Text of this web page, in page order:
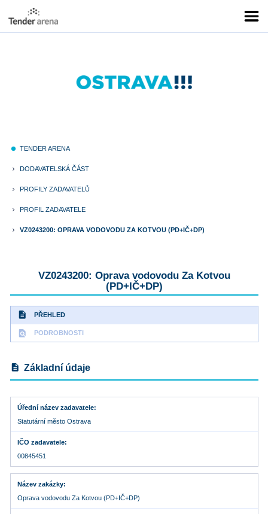
fiber_manual_record TENDER ARENA
keyboard_arrow_right DODAVATELSKÁ ČÁST
keyboard_arrow_right PROFILY ZADAVATELŮ
keyboard_arrow_right PROFIL ZADAVATELE
keyboard_arrow_right VZ0243200: OPRAVA VODOVODU ZA KOTVOU (PD+IČ+DP)
VZ0243200: Oprava vodovodu Za Kotvou
(PD+IČ+DP)
description PŘEHLED
find_in_page PODROBNOSTI
description Základní údaje
Úřední název zadavatele
Statutární město Ostrava
IČO zadavatele
00845451
Název zakázky
Oprava vodovodu Za Kotvou (PD+IČ+DP)